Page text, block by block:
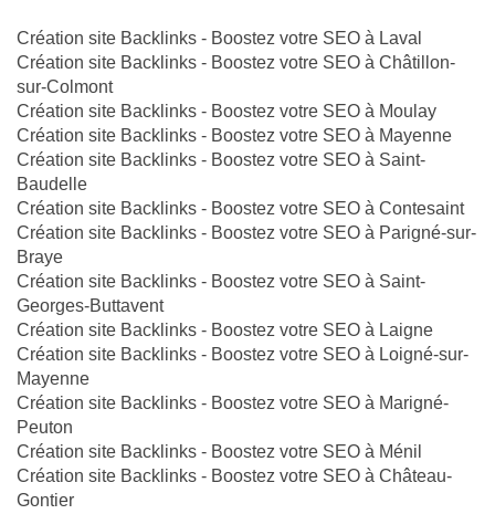
Création site Backlinks - Boostez votre SEO à Laval
Création site Backlinks - Boostez votre SEO à Châtillon-
sur-Colmont
Création site Backlinks - Boostez votre SEO à Moulay
Création site Backlinks - Boostez votre SEO à Mayenne
Création site Backlinks - Boostez votre SEO à Saint-
Baudelle
Création site Backlinks - Boostez votre SEO à Contesaint
Création site Backlinks - Boostez votre SEO à Parigné-sur-
Braye
Création site Backlinks - Boostez votre SEO à Saint-
Georges-Buttavent
Création site Backlinks - Boostez votre SEO à Laigne
Création site Backlinks - Boostez votre SEO à Loigné-sur-
Mayenne
Création site Backlinks - Boostez votre SEO à Marigné-
Peuton
Création site Backlinks - Boostez votre SEO à Ménil
Création site Backlinks - Boostez votre SEO à Château-
Gontier